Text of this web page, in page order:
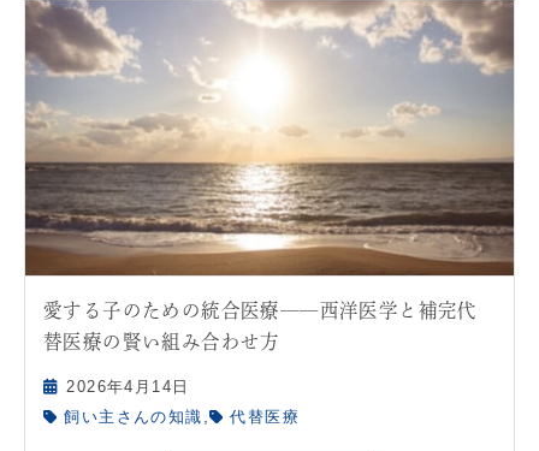
愛する子のための統合医療──西洋医学と補完代
替医療の賢い組み合わせ方
2026年4月14日
飼い主さんの知識 , 代替医療